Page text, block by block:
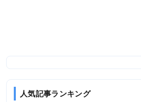
人気記事ランキング